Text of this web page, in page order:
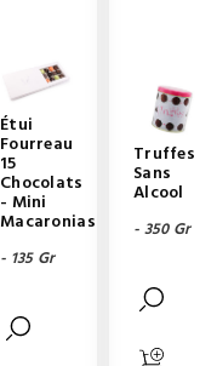
Étui
Fourreau
15
Chocolats
- Mini
Macaronias
- 135 Gr
Truffes
Sans
Alcool
- 350 Gr